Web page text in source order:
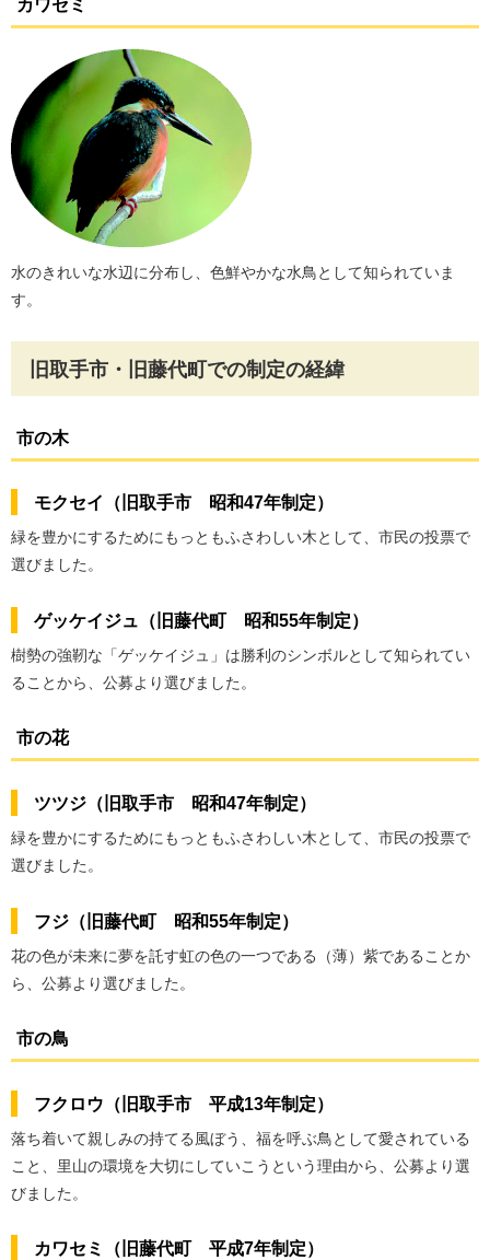
カワセミ
水のきれいな水辺に分布し、色鮮やかな水鳥として知られていま
す。
旧取手市・旧藤代町での制定の経緯
市の木
モクセイ（旧取手市 昭和47年制定）
緑を豊かにするためにもっともふさわしい木として、市民の投票で
選びました。
ゲッケイジュ（旧藤代町 昭和55年制定）
樹勢の強靭な「ゲッケイジュ」は勝利のシンボルとして知られてい
ることから、公募より選びました。
市の花
ツツジ（旧取手市 昭和47年制定）
緑を豊かにするためにもっともふさわしい木として、市民の投票で
選びました。
フジ（旧藤代町 昭和55年制定）
花の色が未来に夢を託す虹の色の一つである（薄）紫であることか
ら、公募より選びました。
市の鳥
フクロウ（旧取手市 平成13年制定）
落ち着いて親しみの持てる風ぼう、福を呼ぶ鳥として愛されている
こと、里山の環境を大切にしていこうという理由から、公募より選
びました。
カワセミ（旧藤代町 平成7年制定）